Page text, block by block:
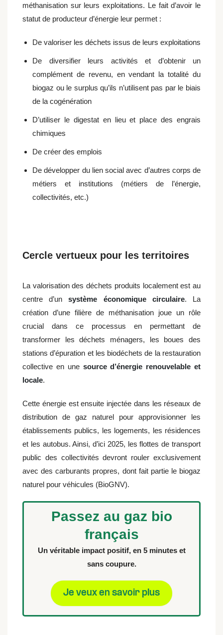
méthanisation sur leurs exploitations. Le fait d’avoir le
statut de producteur d’énergie leur permet :
De valoriser les déchets issus de leurs exploitations
De diversifier leurs activités et d’obtenir un
complément de revenu, en vendant la totalité du
biogaz ou le surplus qu’ils n’utilisent pas par le biais
de la cogénération
D’utiliser le digestat en lieu et place des engrais
chimiques
De créer des emplois
De développer du lien social avec d’autres corps de
métiers et institutions (métiers de l’énergie,
collectivités, etc.)
Cercle vertueux pour les territoires
La valorisation des déchets produits localement est au
centre d’unsystème économique circulaire. La
création d’une filière de méthanisation joue un rôle
crucial dans ce processus en permettant de
transformer les déchets ménagers, les boues des
stations d’épuration et les biodéchets de la restauration
collective en une source d’énergie renouvelable et
locale.
Cette énergie est ensuite injectée dans les réseaux de
distribution de gaz naturel pour approvisionner les
établissements publics, les logements, les résidences
et les autobus. Ainsi, d’ici 2025, les flottes de transport
public des collectivités devront rouler exclusivement
avec des carburants propres, dont fait partie le biogaz
naturel pour véhicules (BioGNV).
Passez au gaz bio
français
Un véritable impact positif, en 5 minutes et
sans coupure.
Je veux en savoir plus